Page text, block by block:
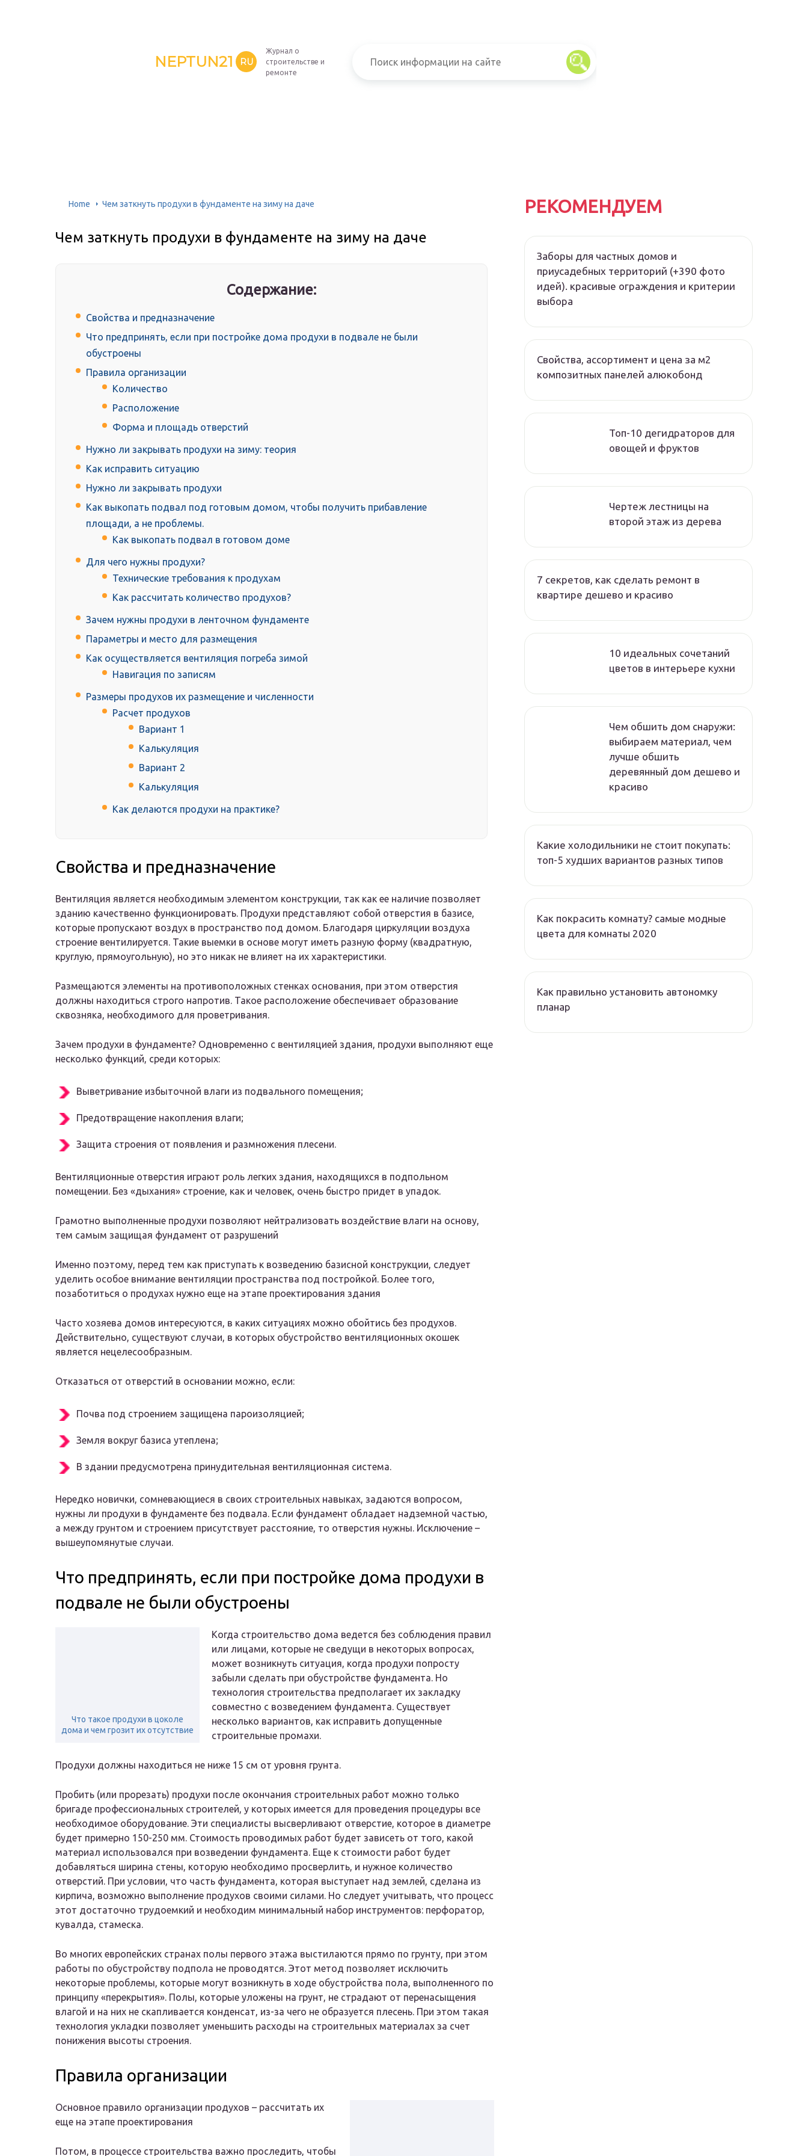
NEPTUN21 RU
Журнал о
строительстве и
ремонте
Home Чем заткнуть продухи в фундаменте на зиму на даче
Чем заткнуть продухи в фундаменте на зиму на даче
Содержание:
Свойства и предназначение
Что предпринять, если при постройке дома продухи в подвале не были
обустроены
Правила организации
Количество
Расположение
Форма и площадь отверстий
Нужно ли закрывать продухи на зиму: теория
Как исправить ситуацию
Нужно ли закрывать продухи
Как выкопать подвал под готовым домом, чтобы получить прибавление
площади, а не проблемы.
Как выкопать подвал в готовом доме
Для чего нужны продухи?
Технические требования к продухам
Как рассчитать количество продухов?
Зачем нужны продухи в ленточном фундаменте
Параметры и место для размещения
Как осуществляется вентиляция погреба зимой
Навигация по записям
Размеры продухов их размещение и численности
Расчет продухов
Вариант 1
Калькуляция
Вариант 2
Калькуляция
Как делаются продухи на практике?
Свойства и предназначение
Вентиляция является необходимым элементом конструкции, так как ее наличие позволяет
зданию качественно функционировать. Продухи представляют собой отверстия в базисе,
которые пропускают воздух в пространство под домом. Благодаря циркуляции воздуха
строение вентилируется. Такие выемки в основе могут иметь разную форму (квадратную,
круглую, прямоугольную), но это никак не влияет на их характеристики.
Размещаются элементы на противоположных стенках основания, при этом отверстия
должны находиться строго напротив. Такое расположение обеспечивает образование
сквозняка, необходимого для проветривания.
Зачем продухи в фундаменте? Одновременно с вентиляцией здания, продухи выполняют еще
несколько функций, среди которых:
Выветривание избыточной влаги из подвального помещения;
Предотвращение накопления влаги;
Защита строения от появления и размножения плесени.
Вентиляционные отверстия играют роль легких здания, находящихся в подпольном
помещении. Без «дыхания» строение, как и человек, очень быстро придет в упадок.
Грамотно выполненные продухи позволяют нейтрализовать воздействие влаги на основу,
тем самым защищая фундамент от разрушений
Именно поэтому, перед тем как приступать к возведению базисной конструкции, следует
уделить особое внимание вентиляции пространства под постройкой. Более того,
позаботиться о продухах нужно еще на этапе проектирования здания
Часто хозяева домов интересуются, в каких ситуациях можно обойтись без продухов.
Действительно, существуют случаи, в которых обустройство вентиляционных окошек
является нецелесообразным.
Отказаться от отверстий в основании можно, если:
Почва под строением защищена пароизоляцией;
Земля вокруг базиса утеплена;
В здании предусмотрена принудительная вентиляционная система.
Нередко новички, сомневающиеся в своих строительных навыках, задаются вопросом,
нужны ли продухи в фундаменте без подвала. Если фундамент обладает надземной частью,
а между грунтом и строением присутствует расстояние, то отверстия нужны. Исключение –
вышеупомянутые случаи.
Что предпринять, если при постройке дома продухи в
подвале не были обустроены
Что такое продухи в цоколе
дома и чем грозит их отсутствие
Когда строительство дома ведется без соблюдения правил
или лицами, которые не сведущи в некоторых вопросах,
может возникнуть ситуация, когда продухи попросту
забыли сделать при обустройстве фундамента. Но
технология строительства предполагает их закладку
совместно с возведением фундамента. Существует
несколько вариантов, как исправить допущенные
строительные промахи.
Продухи должны находиться не ниже 15 см от уровня грунта.
Пробить (или прорезать) продухи после окончания строительных работ можно только
бригаде профессиональных строителей, у которых имеется для проведения процедуры все
необходимое оборудование. Эти специалисты высверливают отверстие, которое в диаметре
будет примерно 150-250 мм. Стоимость проводимых работ будет зависеть от того, какой
материал использовался при возведении фундамента. Еще к стоимости работ будет
добавляться ширина стены, которую необходимо просверлить, и нужное количество
отверстий. При условии, что часть фундамента, которая выступает над землей, сделана из
кирпича, возможно выполнение продухов своими силами. Но следует учитывать, что процесс
этот достаточно трудоемкий и необходим минимальный набор инструментов: перфоратор,
кувалда, стамеска.
Во многих европейских странах полы первого этажа выстилаются прямо по грунту, при этом
работы по обустройству подпола не проводятся. Этот метод позволяет исключить
некоторые проблемы, которые могут возникнуть в ходе обустройства пола, выполненного по
принципу «перекрытия». Полы, которые уложены на грунт, не страдают от перенасыщения
влагой и на них не скапливается конденсат, из-за чего не образуется плесень. При этом такая
технология укладки позволяет уменьшить расходы на строительных материалах за счет
понижения высоты строения.
Правила организации
Основное правило организации продухов – рассчитать их
еще на этапе проектирования
Потом, в процессе строительства важно проследить, чтобы
РЕКОМЕНДУЕМ
Заборы для частных домов и
приусадебных территорий (+390 фото
идей). красивые ограждения и критерии
выбора
Свойства, ассортимент и цена за м2
композитных панелей алюкобонд
Топ-10 дегидраторов для
овощей и фруктов
Чертеж лестницы на
второй этаж из дерева
7 секретов, как сделать ремонт в
квартире дешево и красиво
10 идеальных сочетаний
цветов в интерьере кухни
Чем обшить дом снаружи:
выбираем материал, чем
лучше обшить
деревянный дом дешево и
красиво
Какие холодильники не стоит покупать:
топ-5 худших вариантов разных типов
Как покрасить комнату? самые модные
цвета для комнаты 2020
Как правильно установить автономку
планар